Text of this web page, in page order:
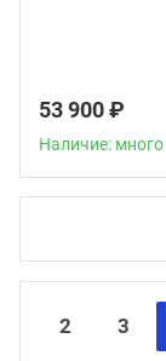
53 900 ₽
Наличие: много
2 3